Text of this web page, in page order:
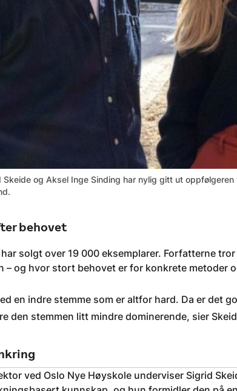
og Aksel Inge Sinding har nylig gitt ut
behovet
solgt over 19 000 eksemplarer. Forfatterne
– og hvor stort behovet er for konkrete metoder
en indre stemme som er altfor hard. Da er det
den stemmen litt mindre dominerende, sier
ved Oslo Nye Høyskole underviser Sigrid